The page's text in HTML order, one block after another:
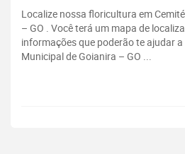
Localize nossa floricultura em
– GO . Você terá um mapa de
informações que poderão te ajudar
Municipal de Goianira – GO ...